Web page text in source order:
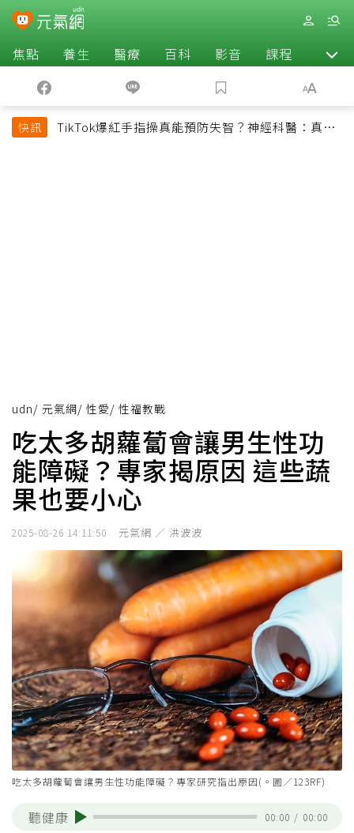
焦點 養生 醫療 百科 影音 課程 退休
快訊
TikTok爆紅手指操真能預防失智？神經科醫：真正
udn/ 元氣網/ 性愛/ 性福教戰
吃太多胡蘿蔔會讓男生性功
能障礙？專家揭原因 這些蔬
果也要小心
2025-08-26 14:11:50 元氣網 ／ 洪波波
吃太多胡蘿蔔會讓男生性功能障礙？專家研究指出原因(。圖／123RF)
聽健康 00:00 / 00:00